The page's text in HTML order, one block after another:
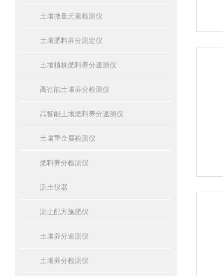
土壤微量元素检测仪
土壤肥料养分测定仪
土壤植株肥料养分速测仪
高智能土壤养分检测仪
高智能土壤肥料养分速测仪
土壤重金属检测仪
肥料养分检测仪
测土仪器
测土配方施肥仪
土壤养分速测仪
土壤养分检测仪